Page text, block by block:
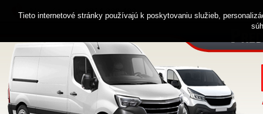
Zákaznícka linka 0914 238 482
Tieto internetové stránky používajú k poskytovaniu služieb,